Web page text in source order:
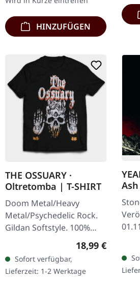
HINZUFÜGEN
THE OSSUARY ·
Oltretomba | T-SHIRT
Doom Metal/Heavy
Metal/Psychedelic Rock.
Gildan Softstyle. 100%
Baumwolle. Druck aufRegulärer Preis:
18,99 €
Sofort verfügbar,
Lieferzeit: 1-2 Werktage